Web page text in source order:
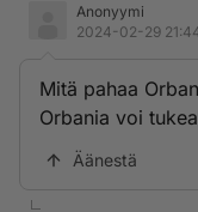
Anonyymi
2024-02-29
Mitä pahaa
Orbania voi
Äänestä